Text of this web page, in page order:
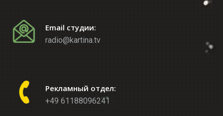
Email студии:
radio@kartina.tv
Рекламный отдел:
+49 61188096241